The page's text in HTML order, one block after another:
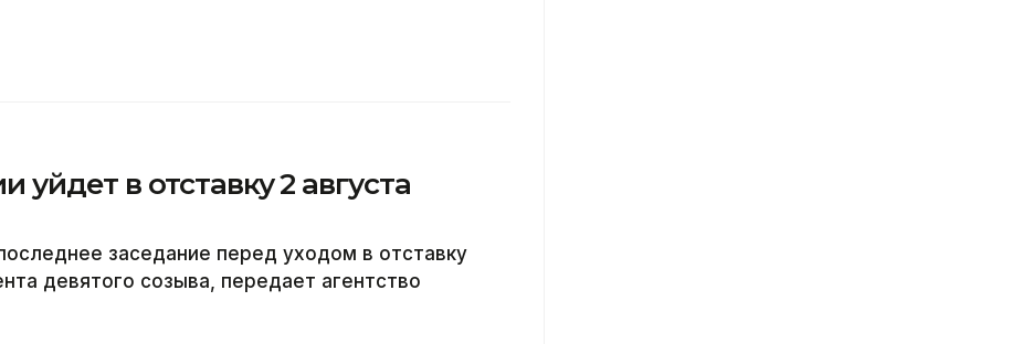
в отставку 2 августа
заседание перед уходом в отставку
девятого созыва, передает агентство